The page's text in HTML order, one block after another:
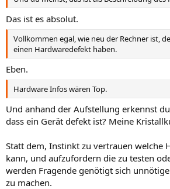
Das ist es absolut.
Vollkommen egal, wie neu der Rechner ist,
einen Hardwaredefekt haben.
Eben.
Hardware Infos wären Top.
Und anhand der Aufstellung erkennst
dass ein Gerät defekt ist? Meine
Statt dem, Instinkt zu vertrauen welche
kann, und aufzufordern die zu testen
werden Fragende genötigt sich
zu machen.